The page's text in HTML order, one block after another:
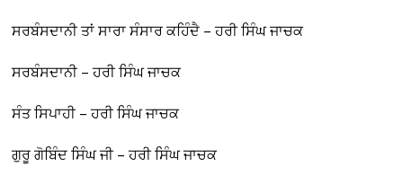
ਸਰਬੰਸਦਾਨੀ ਤਾਂ ਸਾਰਾ ਸੰਸਾਰ ਕਹਿੰਦੈ – ਹਰੀ ਸਿੰਘ ਜਾਚਕ
ਸਰਬੰਸਦਾਨੀ – ਹਰੀ ਸਿੰਘ ਜਾਚਕ
ਸੰਤ ਸਿਪਾਹੀ – ਹਰੀ ਸਿੰਘ ਜਾਚਕ
ਗੁਰੂ ਗੋਬਿੰਦ ਸਿੰਘ ਜੀ – ਹਰੀ ਸਿੰਘ ਜਾਚਕ